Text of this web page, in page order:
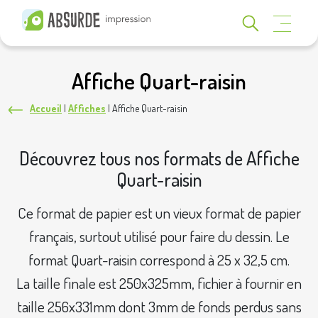
Affiche Quart-raisin
Accueil | Affiches | Affiche Quart-raisin
Découvrez tous nos formats de Affiche
Quart-raisin
Ce format de papier est un vieux format de papier
français, surtout utilisé pour faire du dessin. Le
format Quart-raisin correspond à 25 x 32,5 cm.
La taille finale est 250x325mm, fichier à fournir en
taille 256x331mm dont 3mm de fonds perdus sans